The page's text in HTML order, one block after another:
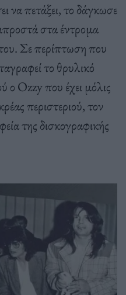
να πετάξει, το δάγκωσε
στα έντρομα
Σε περίπτωση που
το θρυλικό
ο Ozzy που έχει μόλις
περιστεριού, τον
της δισκογραφικής